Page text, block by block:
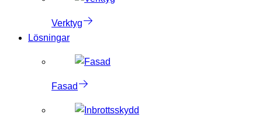
Verktyg
Lösningar
Fasad